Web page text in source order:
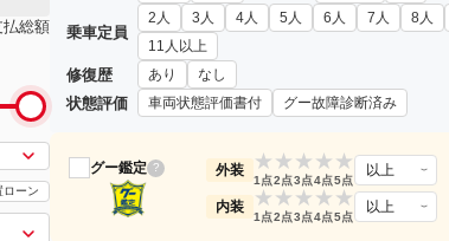
払総額
ローン
乗車定員
2人 3人 4人 5人 6人 7人 8人
11人以上
修復歴 あり なし
状態評価 車両状態評価書付 グー故障診断済み
グー鑑定 ? 外装 ★
1点
★
2点
★
3点
★
4点
★
5点
以上
内装 ★
1点
★
2点
★
3点
★
4点
★
5点
以上